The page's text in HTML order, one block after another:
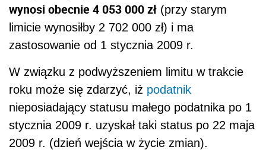
wynosi obecnie 4 053 000 zł (przy starym
limicie wynosiłby 2 702 000 zł) i ma
zastosowanie od 1 stycznia 2009 r.
W związku z podwyższeniem limitu w trakcie
roku może się zdarzyć, iż podatnik
nieposiadający statusu małego podatnika po 1
stycznia 2009 r. uzyskał taki status po 22 maja
2009 r. (dzień wejścia w życie zmian).